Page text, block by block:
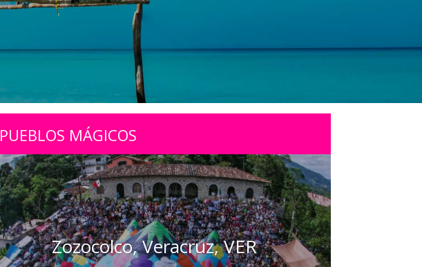
PUEBLOS MÁGICOS
Zozocolco, Veracruz, VER